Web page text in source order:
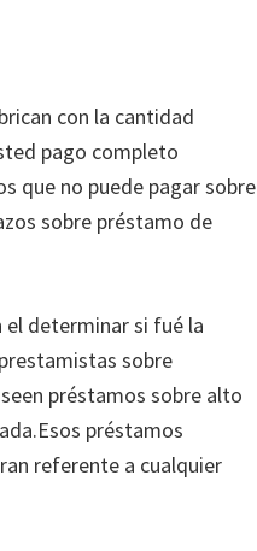
con la cantidad
pago completo
que no puede pagar sobre
sobre préstamo de
el determinar si fué la
sobre
préstamos sobre alto
préstamos
referente a cualquier